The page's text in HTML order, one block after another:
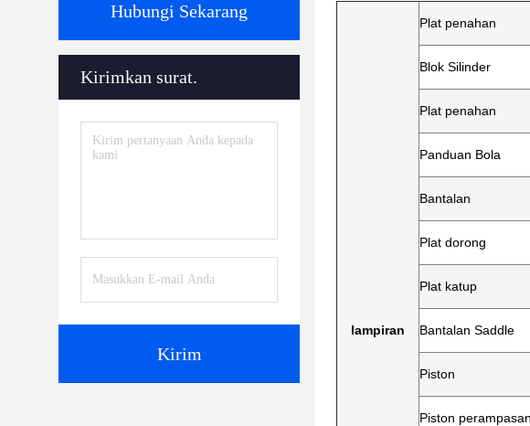
Hubungi Sekarang
Kirimkan surat.
Kirim
lampiran
Plat penahan
Blok Silinder
Plat penahan
Panduan Bola
Bantalan
Plat dorong
Plat katup
Bantalan Saddle
Piston
Piston perampasan